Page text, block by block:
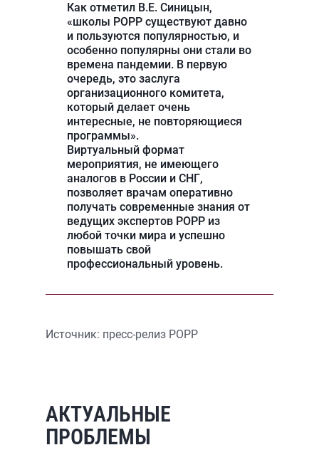
Как отметил В.Е. Синицын,
«школы РОРР существуют давно
и пользуются популярностью, и
особенно популярны они стали во
времена пандемии. В первую
очередь, это заслуга
организационного комитета,
который делает очень
интересные, не повторяющиеся
программы».
Виртуальный формат
мероприятия, не имеющего
аналогов в России и СНГ,
позволяет врачам оперативно
получать современные знания от
ведущих экспертов РОРР из
любой точки мира и успешно
повышать свой
профессиональный уровень.
Источник: пресс-релиз РОРР
АКТУАЛЬНЫЕ
ПРОБЛЕМЫ